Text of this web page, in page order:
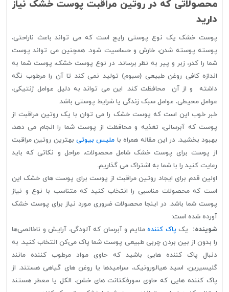
محصولاتی که در روتین مراقبت پوست خشک نیاز
دارید
پوست خشک یک نوع پوستی رایج است که می تواند باعث ناراحتی،
پوسته پوسته شدن، خارش و حساسیت شود. همچنین می تواند پوست
شما را کدر، زبر و پیر به نظر برساند. در نوع پوست خشک، پوست شما به
اندازه کافی روغن طبیعی (سبوم) تولید نمی کند تا آن را مرطوب نگه
داشته و از آن محافظت کند. این می تواند به دلیل عوامل ژنتیکی،
عوامل محیطی، عوامل سبک زندگی یا شرایط پوستی باشد.
خبر خوب این است که پوست خشک را می توان با یک روتین مراقبت از
پوست که آبرسانی، تغذیه و محافظت از پوست شما را انجام می دهد،
بهبود بخشید. در این مقاله همراه با ملیس بیوتیبهترین روتین مراقبت
از پوست برای پوست خشک شامل محصولات، مراحل و نکاتی که باید
رعایت کنید را با شما به اشتراک می گذاریم.
اولین قدم برای ایجاد روتین مراقبت از پوست برای پوست های خشک این
است که محصولات مناسبی را انتخاب کنید که متناسب با نوع و نیاز
پوست شما باشد. در اینجا محصولات ضروری مورد نیاز برای پوست خشک
آورده شده است:
شوینده: یک پاک کننده ملایم و آبرسان که آلودگی، آرایش و ناخالصی‌ها
را بدون از بین بردن چربی طبیعی پوست شما پاک می‌کن انتخاب کنید. به
دنبال پاک کننده هایی باشید که حاوی مواد مرطوب کننده مانند
گلیسیرین، اسید هیالورونیک، سرامیدها یا روغن های گیاهی هستند. از
پاک کننده هایی که حاوی سورفکتانت های خشن، الکل یا معطر هستند